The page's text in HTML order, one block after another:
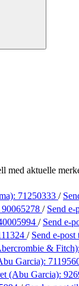
med aktuelle
71250333 /
90065278 / Send e-
/ Send e-
/ Send e-post
& Fitch):
Garcia):
(Abu Garcia):